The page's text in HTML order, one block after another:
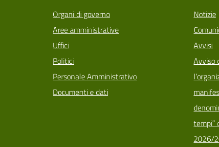
Organi di governo
Aree amministrative
Uffici
Politici
Personale Amministrativo
Documenti e dati
Notizie
Avvisi
Avviso
tempi”
2026/